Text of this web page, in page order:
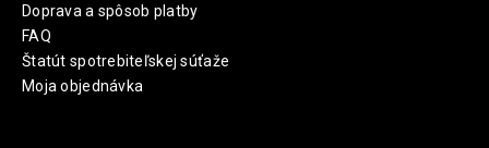
Doprava a spôsob platby
FAQ
Štatút spotrebiteľskej súťaže
Moja objednávka